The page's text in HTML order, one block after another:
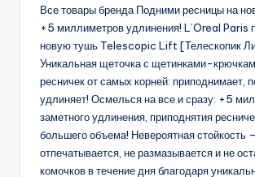
Все товары бренда Подними ресницы на
+5 миллиметров удлинения! L’Oreal Paris
новую тушь Telescopic Lift [Телескопик
Уникальная щеточка с щетинками-
ресничек от самых корней: приподнимает,
удлиняет! Осмелься на все и сразу: +5
заметного удлинения, приподнятия
большего объема! Невероятная стойкость
отпечатывается, не размазывается и не
комочков в течение дня благодаря